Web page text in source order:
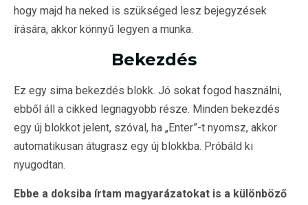
hogy majd ha neked is szükséged lesz bejegyzések
írására, akkor könnyű legyen a munka.
Bekezdés
Ez egy sima bekezdés blokk. Jó sokat fogod használni,
ebből áll a cikked legnagyobb része. Minden bekezdés
egy új blokkot jelent, szóval, ha „Enter”-t nyomsz, akkor
automatikusan átugrasz egy új blokkba. Próbáld ki
nyugodtan.
Ebbe a doksiba írtam magyarázatokat is a különböző